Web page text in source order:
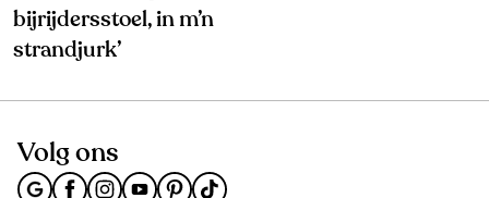
bijrijdersstoel, in m’n
strandjurk’
Volg ons